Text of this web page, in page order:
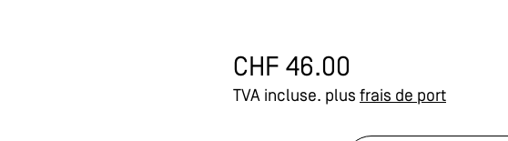
CHF 46.00
TVA incluse. plus frais de port